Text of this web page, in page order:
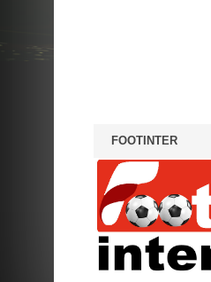
FOOTINTER